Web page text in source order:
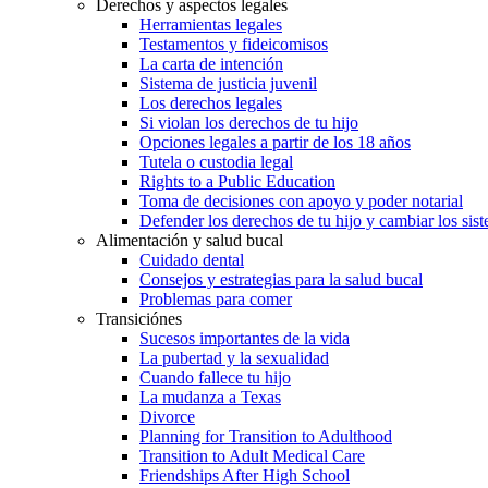
Derechos y aspectos legales
Herramientas legales
Testamentos y fideicomisos
La carta de intención
Sistema de justicia juvenil
Los derechos legales
Si violan los derechos de tu hijo
Opciones legales a partir de los 18 años
Tutela o custodia legal
Rights to a Public Education
Toma de decisiones con apoyo y poder notarial
Defender los derechos de tu hijo y cambiar los
Alimentación y salud bucal
Cuidado dental
Consejos y estrategias para la salud bucal
Problemas para comer
Transiciónes
Sucesos importantes de la vida
La pubertad y la sexualidad
Cuando fallece tu hijo
La mudanza a Texas
Divorce
Planning for Transition to Adulthood
Transition to Adult Medical Care
Friendships After High School